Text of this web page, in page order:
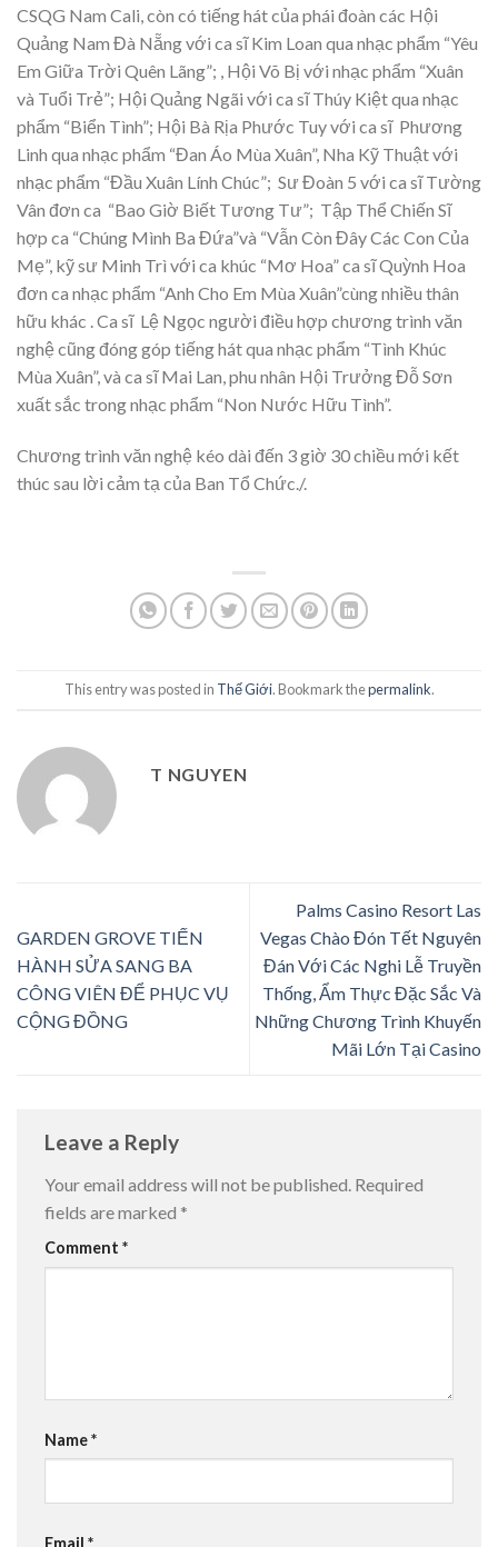
CSQG Nam Cali, còn có tiếng hát của phái đoàn các Hội
Quảng Nam Đà Nẵng với ca sĩ Kim Loan qua nhạc phẩm “Yêu
Em Giữa Trời Quên Lãng”; , Hội Võ Bị với nhạc phẩm “Xuân
và Tuổi Trẻ”; Hội Quảng Ngãi với ca sĩ Thúy Kiệt qua nhạc
phẩm “Biển Tình”; Hội Bà Rịa Phước Tuy với ca sĩ Phương
Linh qua nhạc phẩm “Đan Áo Mùa Xuân”, Nha Kỹ Thuật với
nhạc phẩm “Đầu Xuân Lính Chúc”; Sư Đoàn 5 với ca sĩ Tường
Vân đơn ca “Bao Giờ Biết Tương Tư”; Tập Thể Chiến Sĩ
hợp ca “Chúng Mình Ba Đứa”và “Vẫn Còn Đây Các Con Của
Mẹ”, kỹ sư Minh Trì với ca khúc “Mơ Hoa” ca sĩ Quỳnh Hoa
đơn ca nhạc phẩm “Anh Cho Em Mùa Xuân”cùng nhiều thân
hữu khác . Ca sĩ Lệ Ngọc người điều hợp chương trình văn
nghệ cũng đóng góp tiếng hát qua nhạc phẩm “Tình Khúc
Mùa Xuân”, và ca sĩ Mai Lan, phu nhân Hội Trưởng Đỗ Sơn
xuất sắc trong nhạc phẩm “Non Nước Hữu Tình”.
Chương trình văn nghệ kéo dài đến 3 giờ 30 chiều mới kết
thúc sau lời cảm tạ của Ban Tổ Chức./.
This entry was posted in Thế Giới. Bookmark thepermalink.
T NGUYEN
GARDEN GROVE TIẾN
HÀNH SỬA SANG BA
CÔNG VIÊN ĐỂ PHỤC VỤ
CỘNG ĐỒNG
Palms Casino Resort Las
Vegas Chào Đón Tết Nguyên
Đán Với Các Nghi Lễ Truyền
Thống, Ẩm Thực Đặc Sắc Và
Những Chương Trình Khuyến
Mãi Lớn Tại Casino
Leave a Reply
Your email address will not be published. Required
fields are marked *
Comment *
Name*
Email *